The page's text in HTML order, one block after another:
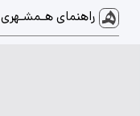
راهنمای هـمشـهری